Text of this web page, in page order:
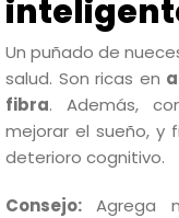
Un puñado de
salud. Son ricas en
fibra. Además,
mejorar el sueño, y
deterioro cognitivo.
Consejo: Agrega